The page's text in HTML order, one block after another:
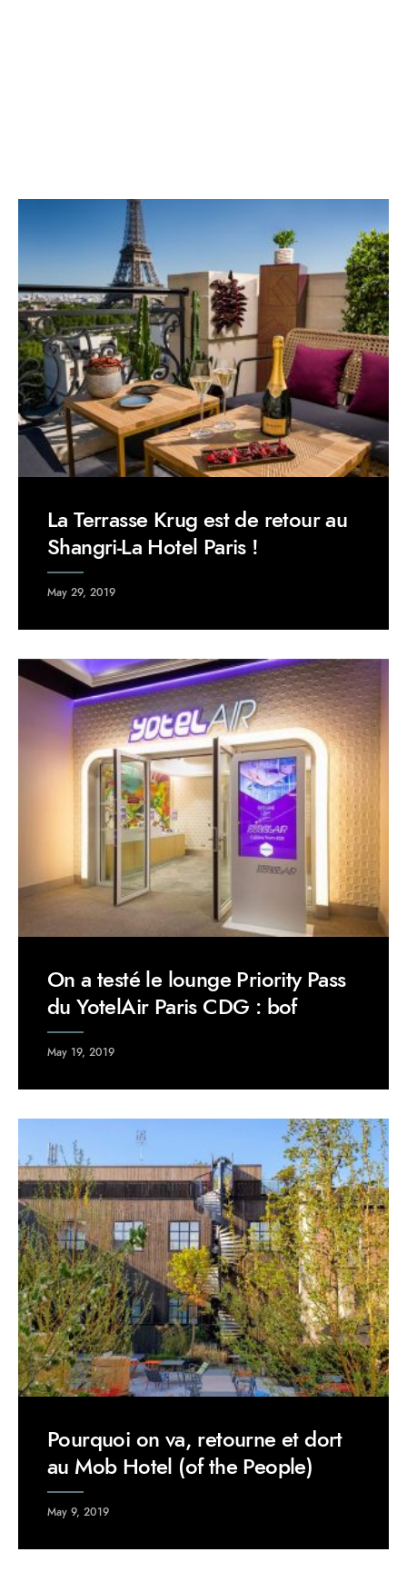
La Terrasse Krug est de retour au
Shangri-La Hotel Paris !
May 29, 2019
On a testé le lounge Priority Pass
du YotelAir Paris CDG : bof
May 19, 2019
Pourquoi on va, retourne et dort
au Mob Hotel (of the People)
May 9, 2019